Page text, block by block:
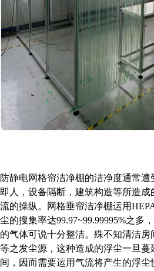
防静电网格帘洁净棚的洁净度通常遭
即人，设备隔断，建筑构造等所造
流的操纵。网格垂帘洁净棚运用
尘的搜集率达99.97~99.99995%之多
的气体可说十分整洁。殊不知清洁
等之发尘源，这种造成的浮尘一旦
间，因而需要运用气流将产生的浮